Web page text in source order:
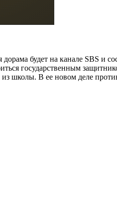
будет на канале SBS и
государственным
школы. В ее новом деле